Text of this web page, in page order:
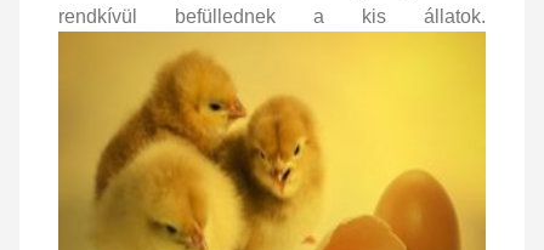
rendkívül befüllednek a kis állatok.